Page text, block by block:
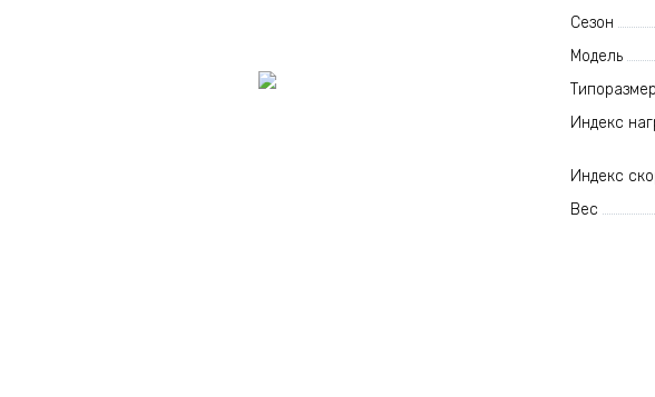
Сезон
Модель
Типоразмер
Индекс
Индекс
Вес